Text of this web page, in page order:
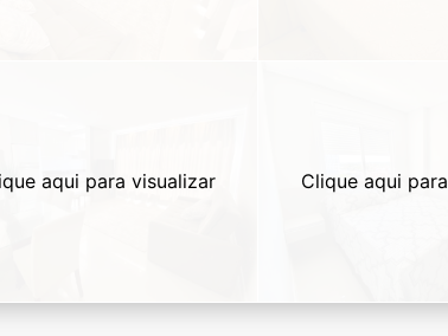
aqui para visualizar Clique aqui